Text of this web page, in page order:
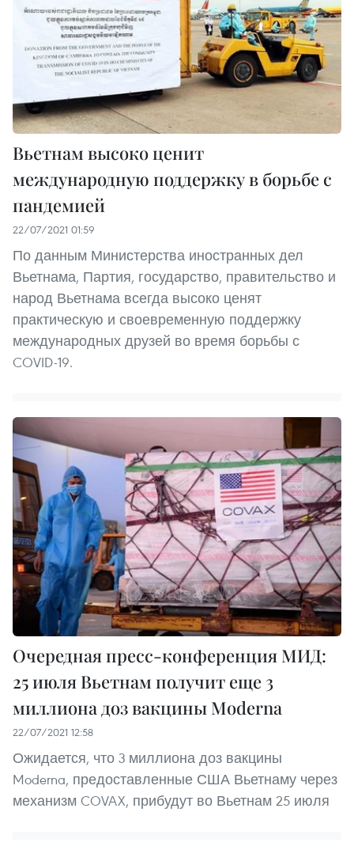
Вьетнам высоко ценит
международную поддержку в ​​борьбе с
пандемией
22/07/2021 01:59
По данным Министерства иностранных дел
Вьетнама, Партия, государство, правительство и
народ Вьетнама всегда высоко ценят
практическую и своевременную поддержку
международных друзей во время борьбы с
COVID-19.
Очередная пресс-конференция МИД:
25 июля Вьетнам получит еще 3
миллиона доз вакцины Moderna
22/07/2021 12:58
Ожидается, что 3 миллиона доз вакцины
Moderna, предоставленные США Вьетнаму через
механизм COVAX, прибудут во Вьетнам 25 июля